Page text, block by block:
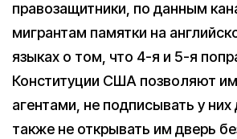
правозащитники, по данным
мигрантам памятки на
языках о том, что 4-я и 5-я
Конституции США позволяют
агентами, не подписывать у
также не открывать им дверь